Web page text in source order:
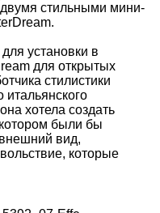
стильными мини-
установки в
для открытых
стилистики
хотела создать
были бы
вид,
которые